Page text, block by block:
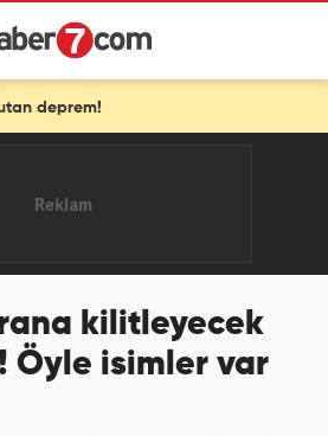
kilitleyecek
Öyle isimler var